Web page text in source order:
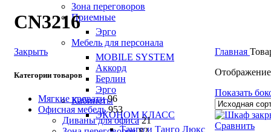
Зона переговоров
Приемные
Эрго
Мебель для персонала
MOBILE SYSTEM
Аккорд
Берлин
Эрго
Кабинеты
ЭКОНОМ КЛАСС
Танго и Танго Люкс
CN3216
Закрыть
Категории товаров
Мягкие кровати 96
Офисная мебель 953
Диваны для офиса 21
Главная
Отображение
Показать
Сравнить